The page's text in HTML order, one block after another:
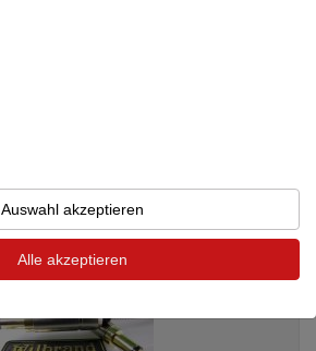
Auswahl akzeptieren
Alle akzeptieren